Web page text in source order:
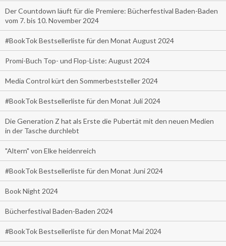
Der Countdown läuft für die Premiere: Bücherfestival Baden-Baden
vom 7. bis 10. November 2024
#BookTok Bestsellerliste für den Monat August 2024
Promi-Buch Top- und Flop-Liste: August 2024
Media Control kürt den Sommerbeststeller 2024
#BookTok Bestsellerliste für den Monat Juli 2024
Die Generation Z hat als Erste die Pubertät mit den neuen Medien
in der Tasche durchlebt
"Altern" von Elke heidenreich
#BookTok Bestsellerliste für den Monat Juni 2024
Book Night 2024
Bücherfestival Baden-Baden 2024
#BookTok Bestsellerliste für den Monat Mai 2024